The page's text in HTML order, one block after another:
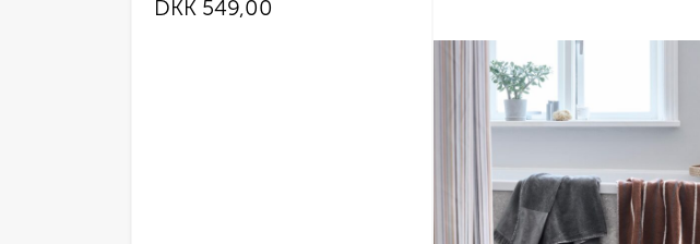
DKK 549,00